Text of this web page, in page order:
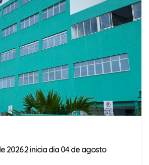
2026.2 inicia dia 04 de agosto